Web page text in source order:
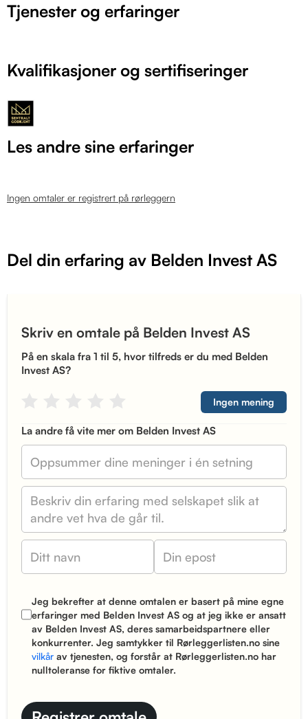
Tjenester og erfaringer
Kvalifikasjoner og sertifiseringer
Les andre sine erfaringer
Ingen omtaler er registrert på rørleggern
Del din erfaring av Belden Invest AS
Skriv en omtale på Belden Invest AS
På en skala fra 1 til 5, hvor tilfreds er du med Belden
Invest AS?
Ingen mening
La andre få vite mer om Belden Invest AS
Jeg bekrefter at denne omtalen er basert på mine egne
erfaringer med Belden Invest AS og at jeg ikke er ansatt
av Belden Invest AS, deres samarbeidspartnere eller
konkurrenter. Jeg samtykker til Rørleggerlisten.no sine
vilkårav tjenesten, og forstår at Rørleggerlisten.no har
nulltoleranse for fiktive omtaler.